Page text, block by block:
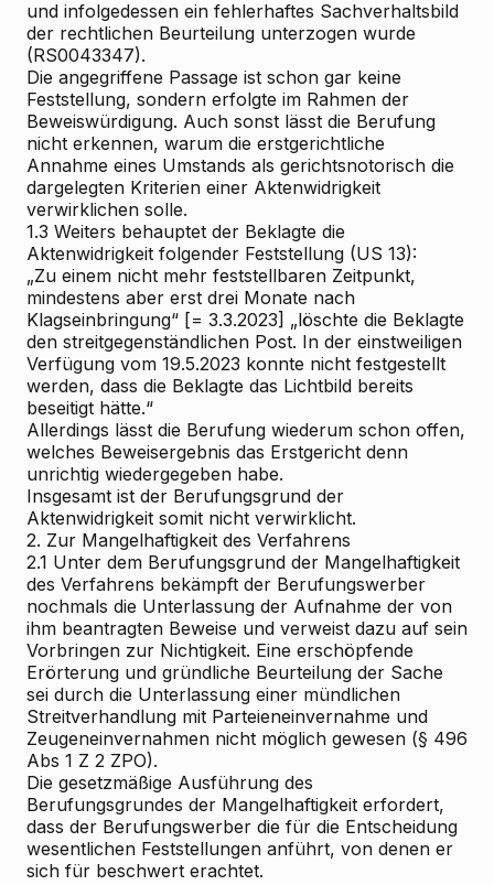
und infolgedessen ein fehlerhaftes Sachverhaltsbild
der rechtlichen Beurteilung unterzogen wurde
(RS0043347).
Die angegriffene Passage ist schon gar keine
Feststellung, sondern erfolgte im Rahmen der
Beweiswürdigung. Auch sonst lässt die Berufung
nicht erkennen, warum die erstgerichtliche
Annahme eines Umstands als gerichtsnotorisch die
dargelegten Kriterien einer Aktenwidrigkeit
verwirklichen solle.
1.3 Weiters behauptet der Beklagte die
Aktenwidrigkeit folgender Feststellung (US 13):
„Zu einem nicht mehr feststellbaren Zeitpunkt,
mindestens aber erst drei Monate nach
Klagseinbringung“ [= 3.3.2023] „löschte die Beklagte
den streitgegenständlichen Post. In der einstweiligen
Verfügung vom 19.5.2023 konnte nicht festgestellt
werden, dass die Beklagte das Lichtbild bereits
beseitigt hätte.“
Allerdings lässt die Berufung wiederum schon offen,
welches Beweisergebnis das Erstgericht denn
unrichtig wiedergegeben habe.
Insgesamt ist der Berufungsgrund der
Aktenwidrigkeit somit nicht verwirklicht.
2. Zur Mangelhaftigkeit des Verfahrens
2.1 Unter dem Berufungsgrund der Mangelhaftigkeit
des Verfahrens bekämpft der Berufungswerber
nochmals die Unterlassung der Aufnahme der von
ihm beantragten Beweise und verweist dazu auf sein
Vorbringen zur Nichtigkeit. Eine erschöpfende
Erörterung und gründliche Beurteilung der Sache
sei durch die Unterlassung einer mündlichen
Streitverhandlung mit Parteieneinvernahme und
Zeugeneinvernahmen nicht möglich gewesen (§ 496
Abs 1 Z 2 ZPO).
Die gesetzmäßige Ausführung des
Berufungsgrundes der Mangelhaftigkeit erfordert,
dass der Berufungswerber die für die Entscheidung
wesentlichen Feststellungen anführt, von denen er
sich für beschwert erachtet.